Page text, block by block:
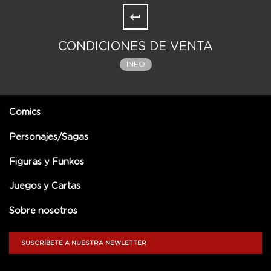
CONDICIONES DE VENTA
INFO
Comics
Personajes/Sagas
Figuras y Funkos
Juegos y Cartas
Sobre nosotros
SUSCRÍBETE A NUESTRA NEWLETTER